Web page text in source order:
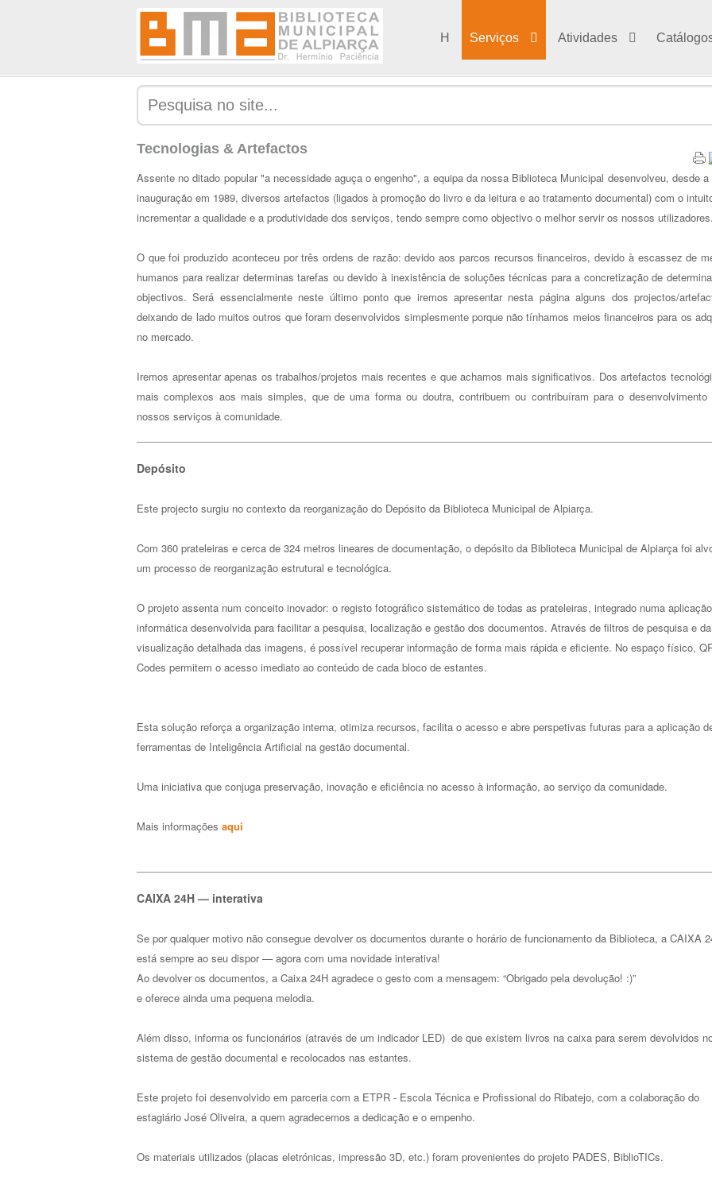
H Serviços Atividades
Tecnologias & Artefactos
Assente no ditado popular "a necessidade aguça o engenho", a equipa da nossa Biblioteca Municipal desenvolveu, desde a
inauguração em 1989, diversos artefactos (ligados à promoção do livro e da leitura e ao tratamento documental) com o
incrementar a qualidade e a produtividade dos serviços, tendo sempre como objectivo o melhor servir os nossos
O que foi produzido aconteceu por três ordens de razão: devido aos parcos recursos financeiros, devido à escassez de
humanos para realizar determinas tarefas ou devido à inexistência de soluções técnicas para a concretização de
objectivos. Será essencialmente neste último ponto que iremos apresentar nesta página alguns dos projectos/
deixando de lado muitos outros que foram desenvolvidos simplesmente porque não tínhamos meios financeiros para os
no mercado.
Iremos apresentar apenas os trabalhos/projetos mais recentes e que achamos mais significativos. Dos artefactos
mais complexos aos mais simples, que de uma forma ou doutra, contribuem ou contribuíram para o desenvolvimento
nossos serviços à comunidade.
Depósito
Este projecto surgiu no contexto da reorganização do Depósito da Biblioteca Municipal de Alpiarça.
Com 360 prateleiras e cerca de 324 metros lineares de documentação, o depósito da Biblioteca Municipal de Alpiarça foi
um processo de reorganização estrutural e tecnológica.
O projeto assenta num conceito inovador: o registo fotográfico sistemático de todas as prateleiras, integrado numa aplicação
informática desenvolvida para facilitar a pesquisa, localização e gestão dos documentos. Através de filtros de pesquisa e da
visualização detalhada das imagens, é possível recuperar informação de forma mais rápida e eficiente. No espaço físico,
Codes permitem o acesso imediato ao conteúdo de cada bloco de estantes.
Esta solução reforça a organização interna, otimiza recursos, facilita o acesso e abre perspetivas futuras para a aplicação
ferramentas de Inteligência Artificial na gestão documental.
Uma iniciativa que conjuga preservação, inovação e eficiência no acesso à informação, ao serviço da comunidade.
Mais informações aqui
CAIXA 24H — interativa
Se por qualquer motivo não consegue devolver os documentos durante o horário de funcionamento da Biblioteca, a CAIXA
está sempre ao seu dispor — agora com uma novidade interativa!
Ao devolver os documentos, a Caixa 24H agradece o gesto com a mensagem: “Obrigado pela devolução! :)”
e oferece ainda uma pequena melodia.
Além disso, informa os funcionários (através de um indicador LED) de que existem livros na caixa para serem devolvidos
sistema de gestão documental e recolocados nas estantes.
Este projeto foi desenvolvido em parceria com a ETPR - Escola Técnica e Profissional do Ribatejo, com a colaboração do
estagiário José Oliveira, a quem agradecemos a dedicação e o empenho.
Os materiais utilizados (placas eletrónicas, impressão 3D, etc.) foram provenientes do projeto PADES, BiblioTICs.